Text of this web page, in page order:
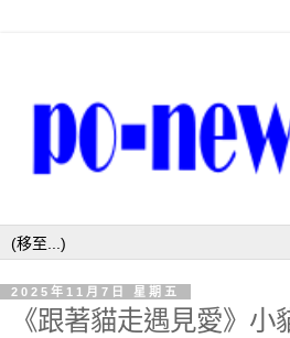
2025年11月7日 星期五
《跟著貓走遇見愛》